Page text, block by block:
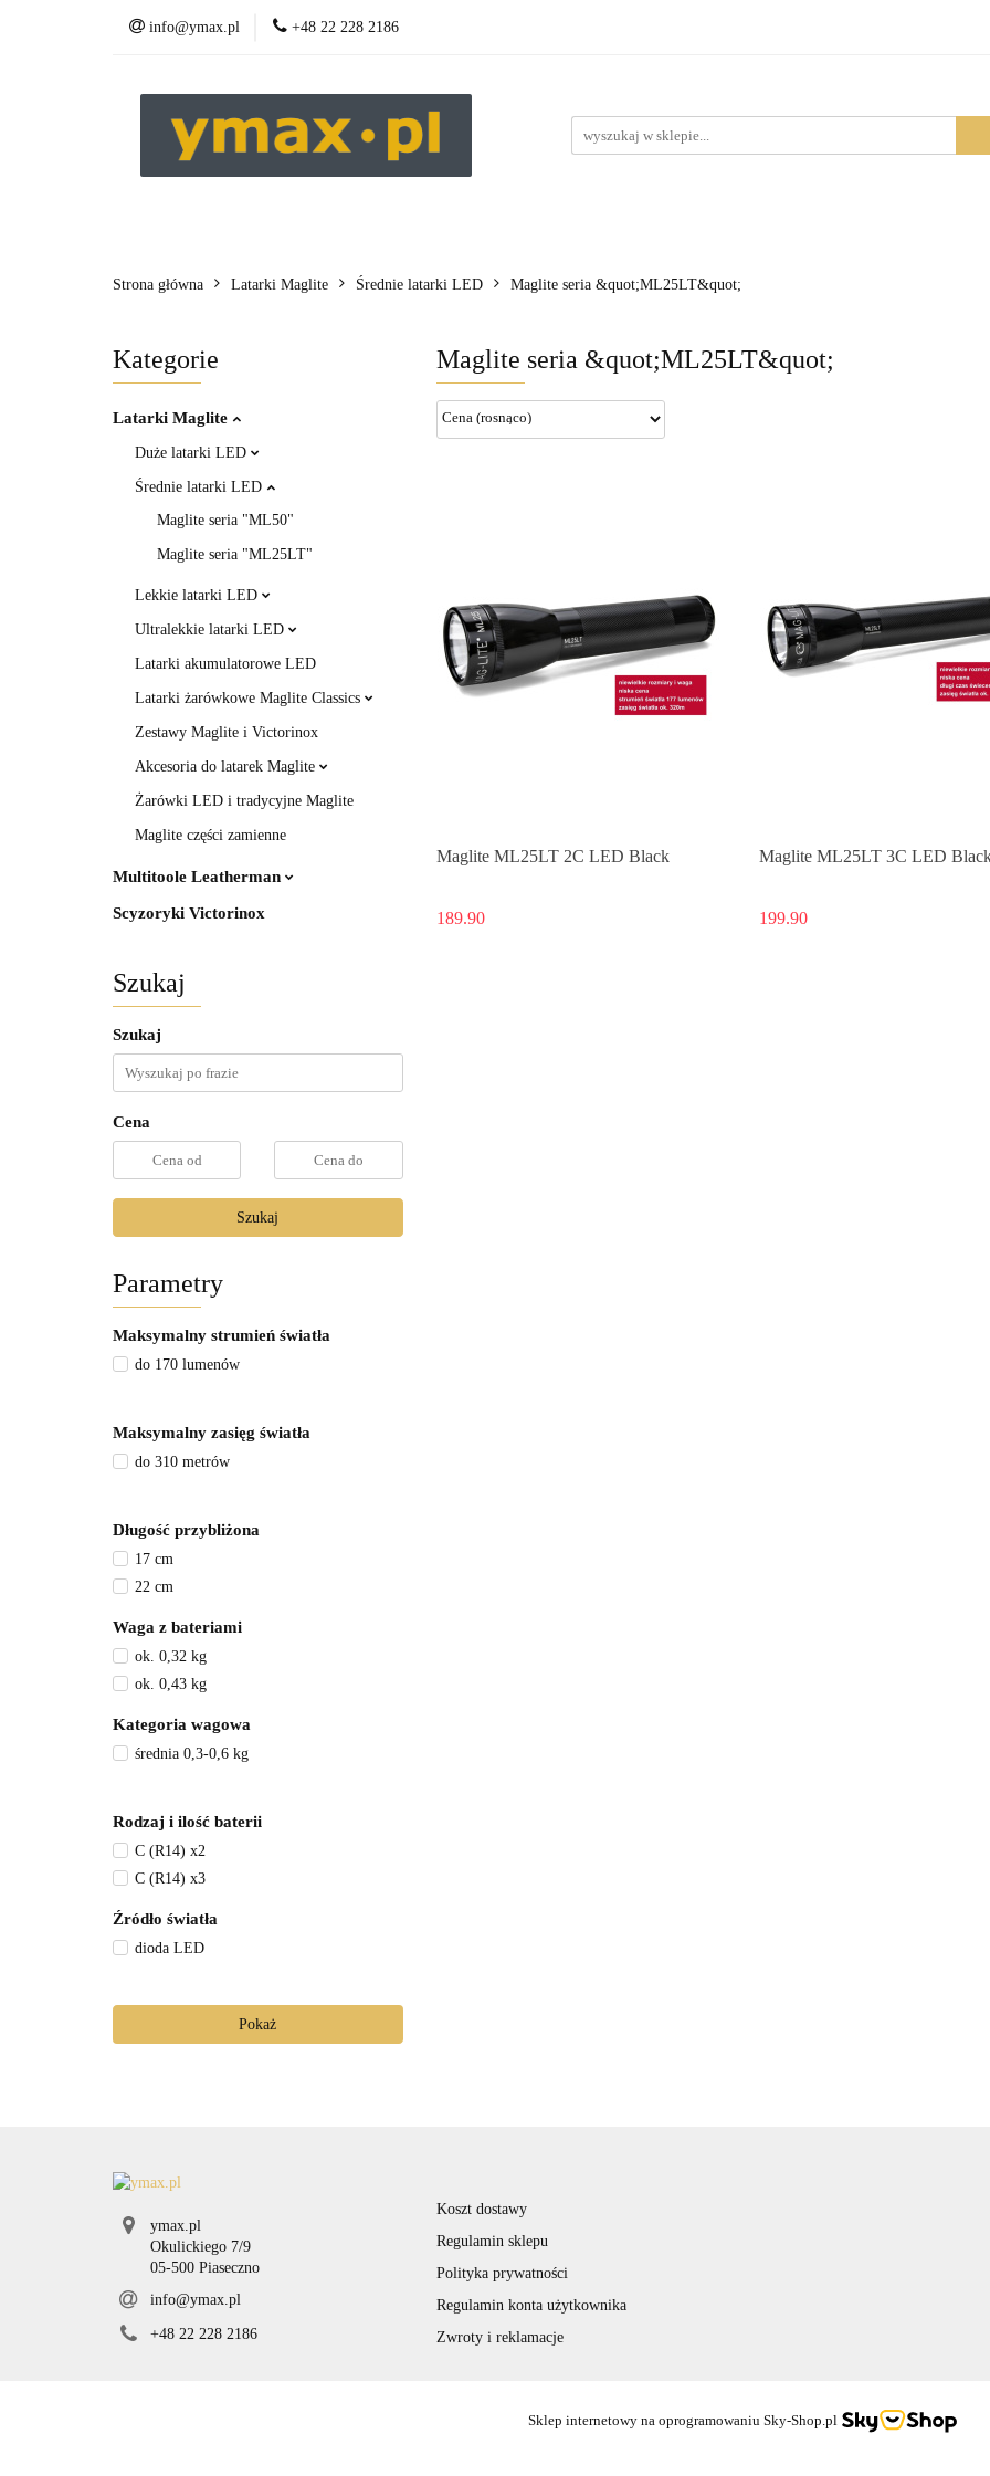
info@ymax.pl +48 22 228 2186
Strona główna Latarki Maglite Średnie latarki LED Maglite seria &quot;ML25LT&quot;
Kategorie
Latarki Maglite
Duże latarki LED
Średnie latarki LED
Maglite seria "ML50"
Maglite seria "ML25LT"
Lekkie latarki LED
Ultralekkie latarki LED
Latarki akumulatorowe LED
Latarki żarówkowe Maglite Classics
Zestawy Maglite i Victorinox
Akcesoria do latarek Maglite
Żarówki LED i tradycyjne Maglite
Maglite części zamienne
Multitoole Leatherman
Scyzoryki Victorinox
Szukaj
Szukaj
Cena
Szukaj
Parametry
Maksymalny strumień światła
do 170 lumenów
Maksymalny zasięg światła
do 310 metrów
Długość przybliżona
17 cm
22 cm
Waga z bateriami
ok. 0,32 kg
ok. 0,43 kg
Kategoria wagowa
średnia 0,3-0,6 kg
Rodzaj i ilość baterii
C (R14) x2
C (R14) x3
Źródło światła
dioda LED
Pokaż
Maglite seria &quot;ML25LT&quot;
Maglite ML25LT 2C LED Black
189.90
Maglite ML25LT 3C LED
199.90
ymax.pl
Okulickiego 7/9
05-500 Piaseczno
info@ymax.pl
+48 22 228 2186
Koszt dostawy
Regulamin sklepu
Polityka prywatności
Regulamin konta użytkownika
Zwroty i reklamacje
Sklep internetowy na oprogramowaniu Sky-Shop.pl